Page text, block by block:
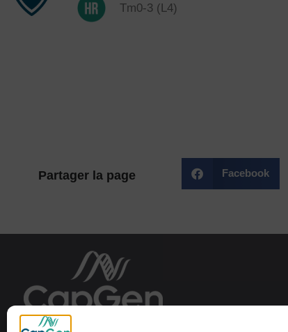
Tm0-3 (L4)
Partager la page Facebook